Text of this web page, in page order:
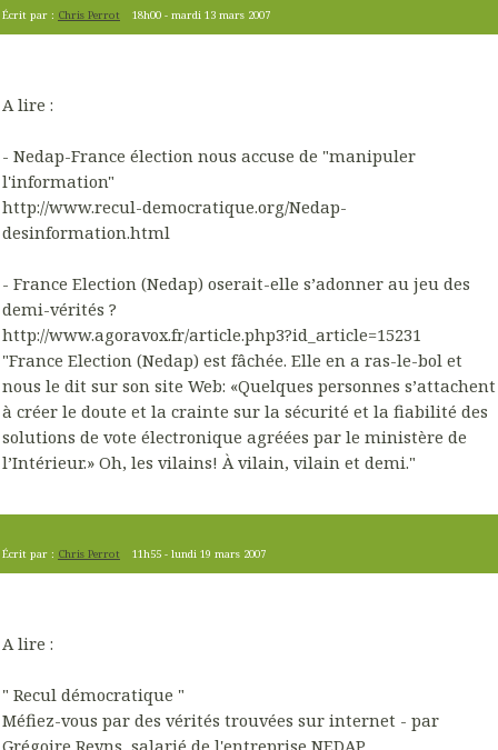
Écrit par : Chris Perrot 18h00 -mardi 13 mars 2007
A lire :
- Nedap-France élection nous accuse de "manipuler
l'information"
http://www.recul-democratique.org/Nedap-
desinformation.html
- France Election (Nedap) oserait-elle s’adonner au jeu des
demi-vérités ?
http://www.agoravox.fr/article.php3?id_article=15231
"France Election (Nedap) est fâchée. Elle en a ras-le-bol et
nous le dit sur son site Web: «Quelques personnes s’attachent
à créer le doute et la crainte sur la sécurité et la fiabilité des
solutions de vote électronique agréées par le ministère de
l’Intérieur.» Oh, les vilains! À vilain, vilain et demi."
Écrit par : Chris Perrot 11h55 -lundi 19 mars 2007
A lire :
" Recul démocratique "
Méfiez-vous par des vérités trouvées sur internet - par
Grégoire Reyns, salarié de l'entreprise NEDAP.